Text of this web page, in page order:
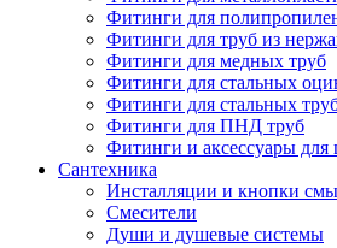
Фитинги для
Фитинги для труб из
Фитинги для медных труб
Фитинги для стальных
Фитинги для стальных
Фитинги для ПНД труб
Фитинги и аксессуары для
Сантехника
Инсталляции и кнопки
Смесители
Души и душевые системы